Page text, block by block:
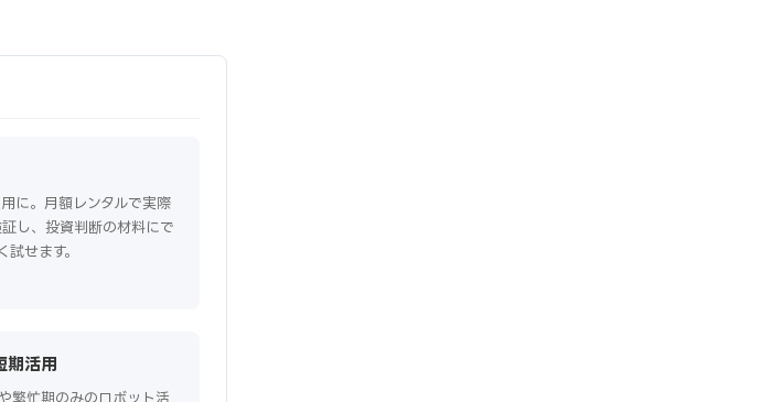
に。月額レンタルで実際
し、投資判断の材料にで
試せます。
期活用
繁忙期のみのロボット活